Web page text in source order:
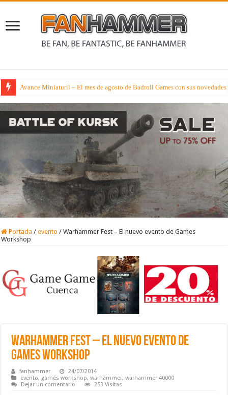
Analizador Profundus – Tras la vacaciones toca analizar la nueva caja de
Portada / evento / Warhammer Fest – El nuevo evento de Games
Workshop
Warhammer Fest – El nuevo evento de
Games Workshop
fanhammer
24/07/2014
evento, games workshop,warhammer,warhammer 40000
Dejar un comentario
253 Visitas